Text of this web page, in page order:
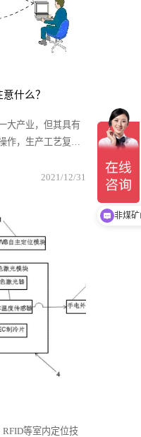
什么？
大产业，但其具有
作，生产工艺复杂
人员安全，不仅关
2021/12/31
等室内定位技
非煤